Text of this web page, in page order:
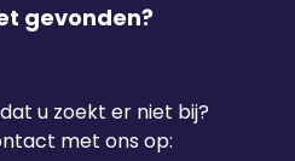
gevonden?
u zoekt er niet bij?
met ons op: